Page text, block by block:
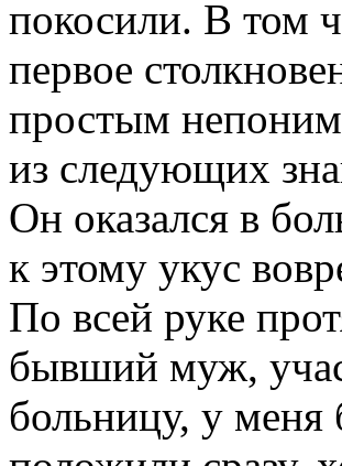
покосили. В том
первое
простым
из следующих
Он оказался в
к этому укус
По всей руке
бывший муж,
больницу, у меня